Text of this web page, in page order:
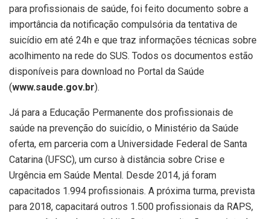
para profissionais de saúde, foi feito documento sobre a
importância da notificação compulsória da tentativa de
suicídio em até 24h e que traz informações técnicas sobre
acolhimento na rede do SUS. Todos os documentos estão
disponíveis para download no Portal da Saúde
(www.saude.gov.br).
Já para a Educação Permanente dos profissionais de
saúde na prevenção do suicídio, o Ministério da Saúde
oferta, em parceria com a Universidade Federal de Santa
Catarina (UFSC), um curso à distância sobre Crise e
Urgência em Saúde Mental. Desde 2014, já foram
capacitados 1.994 profissionais. A próxima turma, prevista
para 2018, capacitará outros 1.500 profissionais da RAPS,